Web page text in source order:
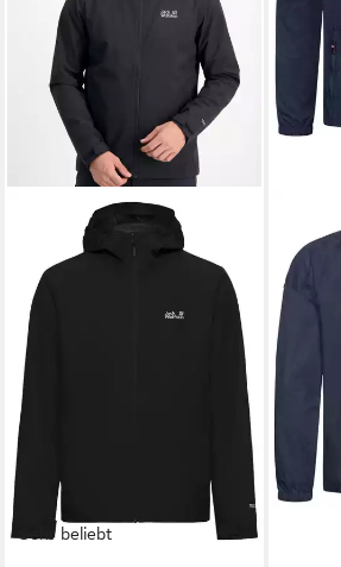
Sehr beliebt